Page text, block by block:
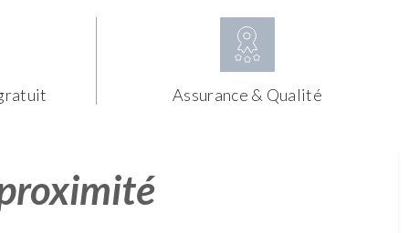
Assurance & Qualité